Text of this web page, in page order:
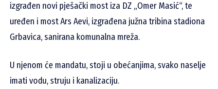
izgrađen novi pješački most iza DZ „Omer Masić“, te
uređen i most Ars Aevi, izgrađena južna tribina stadiona
Grbavica, sanirana komunalna mreža.
U njenom će mandatu, stoji u obećanjima, svako naselje
imati vodu, struju i kanalizaciju.